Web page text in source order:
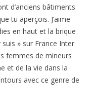
d’anciens bâtiments
tu aperçois. J’aime
en haut et la brique
» sur France Inter
femmes de mineurs
et de la vie dans la
avec ce genre de